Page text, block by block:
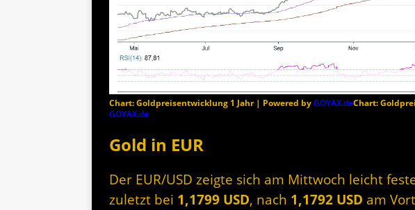
Chart: Goldpreisentwicklung 1 Jahr | Powered byGOYAX.deChart:
GOYAX.de
Gold in EUR
Der EUR/USD zeigte sich am Mittwoch leicht
zuletzt bei 1,1799 USD, nach 1,1792 USD am